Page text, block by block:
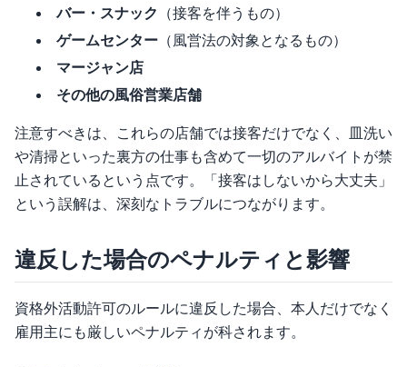
バー・スナック
（接客を伴うもの）
ゲームセンター （風営法の対象となるもの）
マージャン店
その他の風俗営業店舗
注意すべきは、これらの店舗では接客だけでなく、皿洗い
や清掃といった裏方の仕事も含めて一切のアルバイトが禁
止されているという点です。「接客はしないから大丈夫」
という誤解は、深刻なトラブルにつながります。
違反した場合のペナルティと影響
資格外活動許可のルールに違反した場合、本人だけでなく
雇用主にも厳しいペナルティが科されます。